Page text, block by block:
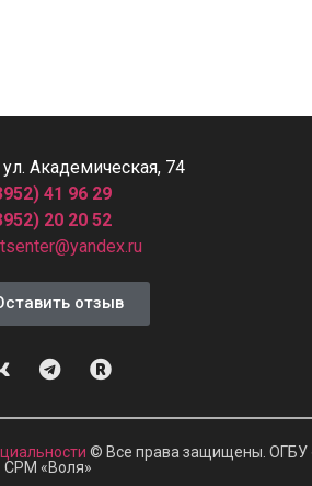
ул. Академическая, 74
41 96 29
20 20 52
отзыв
© Все права защищены. ОГБУ
СРМ «Воля»